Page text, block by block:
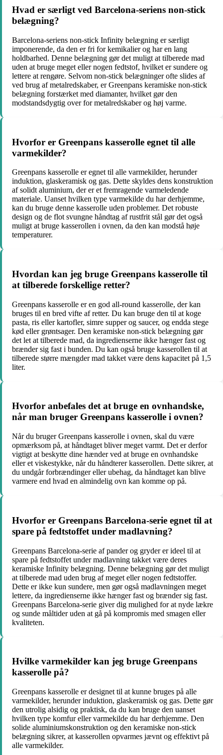
Hvad er særligt ved Barcelona-seriens non-stick
belægning?
Barcelona-seriens non-stick Infinity belægning er særligt
imponerende, da den er fri for kemikalier og har en lang
holdbarhed. Denne belægning gør det muligt at tilberede mad
uden at bruge meget eller nogen fedtstof, hvilket er sundere og
lettere at rengøre. Selvom non-stick belægninger ofte slides af
ved brug af metalredskaber, er Greenpans keramiske non-stick
belægning forstærket med diamanter, hvilket gør den
modstandsdygtig over for metalredskaber og høj varme.
Hvorfor er Greenpans kasserolle egnet til alle
varmekilder?
Greenpans kasserolle er egnet til alle varmekilder, herunder
induktion, glaskeramisk og gas. Dette skyldes dens konstruktion
af solidt aluminium, der er et fremragende varmeledende
materiale. Uanset hvilken type varmekilde du har derhjemme,
kan du bruge denne kasserolle uden problemer. Det robuste
design og de flot svungne håndtag af rustfrit stål gør det også
muligt at bruge kasserollen i ovnen, da den kan modstå høje
temperaturer.
Hvordan kan jeg bruge Greenpans kasserolle til
at tilberede forskellige retter?
Greenpans kasserolle er en god all-round kasserolle, der kan
bruges til en bred vifte af retter. Du kan bruge den til at koge
pasta, ris eller kartofler, simre supper og saucer, og endda stege
kød eller grøntsager. Den keramiske non-stick belægning gør
det let at tilberede mad, da ingredienserne ikke hænger fast og
brænder sig fast i bunden. Du kan også bruge kasserollen til at
tilberede større mængder mad takket være dens kapacitet på 1,5
liter.
Hvorfor anbefales det at bruge en ovnhandske,
når man bruger Greenpans kasserolle i ovnen?
Når du bruger Greenpans kasserolle i ovnen, skal du være
opmærksom på, at håndtaget bliver meget varmt. Det er derfor
vigtigt at beskytte dine hænder ved at bruge en ovnhandske
eller et viskestykke, når du håndterer kasserollen. Dette sikrer, at
du undgår forbrændinger eller ubehag, da håndtaget kan blive
varmere end hvad en almindelig ovn kan komme op på.
Hvorfor er Greenpans Barcelona-serie egnet til at
spare på fedtstoffet under madlavning?
Greenpans Barcelona-serie af pander og gryder er ideel til at
spare på fedtstoffet under madlavning takket være deres
keramiske Infinity belægning. Denne belægning gør det muligt
at tilberede mad uden brug af meget eller nogen fedtstoffer.
Dette er ikke kun sundere, men gør også madlavningen meget
lettere, da ingredienserne ikke hænger fast og brænder sig fast.
Greenpans Barcelona-serie giver dig mulighed for at nyde lækre
og sunde måltider uden at gå på kompromis med smagen eller
kvaliteten.
Hvilke varmekilder kan jeg bruge Greenpans
kasserolle på?
Greenpans kasserolle er designet til at kunne bruges på alle
varmekilder, herunder induktion, glaskeramisk og gas. Dette gør
den utrolig alsidig og praktisk, da du kan bruge den uanset
hvilken type komfur eller varmekilde du har derhjemme. Den
solide aluminiumskonstruktion og den keramiske non-stick
belægning sikrer, at kasserollen opvarmes jævnt og effektivt på
alle varmekilder.